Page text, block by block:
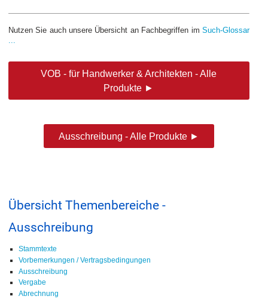
Nutzen Sie auch unsere Übersicht an Fachbegriffen im Such-Glossar
...
VOB - für Handwerker & Architekten - Alle
Produkte ►
Ausschreibung - Alle Produkte ►
Übersicht Themenbereiche -
Ausschreibung
Stammtexte
Vorbemerkungen / Vertragsbedingungen
Ausschreibung
Vergabe
Abrechnung